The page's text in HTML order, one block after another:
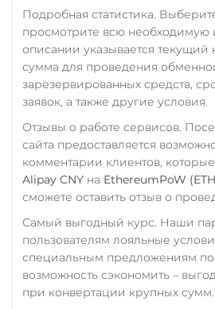
Подробная статистика.
просмотрите всю
описании указывается текущий
сумма для проведения
зарезервированных средств,
заявок, а также другие условия.
Отзывы о работе сервисов.
сайта предоставляется
комментарии клиентов,
Alipay CNY на EthereumPoW
сможете оставить отзыв о
Самый выгодный курс. Наши
пользователям лояльные
специальным предложениям
возможность сэкономить –
при конвертации крупных сумм.